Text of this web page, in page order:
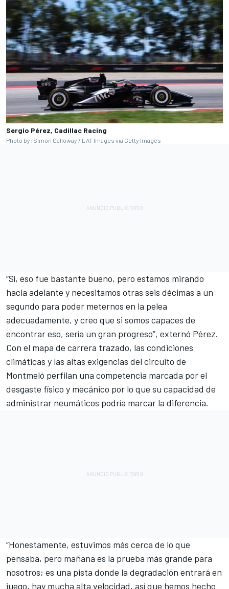
Sergio Pérez, Cadillac Racing
Photo by: Simon Galloway / LAT Images via Getty Images
“Sí, eso fue bastante bueno, pero estamos mirando
hacia adelante y necesitamos otras seis décimas a un
segundo para poder meternos en la pelea
adecuadamente, y creo que si somos capaces de
encontrar eso, sería un gran progreso”, externó Pérez.
Con el mapa de carrera trazado, las condiciones
climáticas y las altas exigencias del circuito de
Montmeló perfilan una competencia marcada por el
desgaste físico y mecánico por lo que su capacidad de
administrar neumáticos podría marcar la diferencia.
“Honestamente, estuvimos más cerca de lo que
pensaba, pero mañana es la prueba más grande para
nosotros; es una pista donde la degradación entrará en
juego, hay mucha alta velocidad, así que hemos hecho